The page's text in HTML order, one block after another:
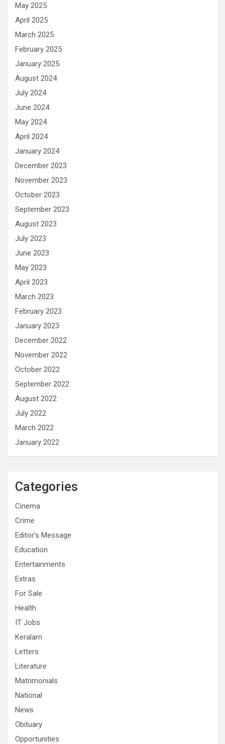
May 2025
April 2025
March 2025
February 2025
January 2025
August 2024
July 2024
June 2024
May 2024
April 2024
January 2024
December 2023
November 2023
October 2023
September 2023
August 2023
July 2023
June 2023
May 2023
April 2023
March 2023
February 2023
January 2023
December 2022
November 2022
October 2022
September 2022
August 2022
July 2022
March 2022
January 2022
Categories
Cinema
Crime
Editor's Message
Education
Entertainments
Extras
For Sale
Health
IT Jobs
Keralam
Letters
Literature
Matrimonials
National
News
Obituary
Opportunities